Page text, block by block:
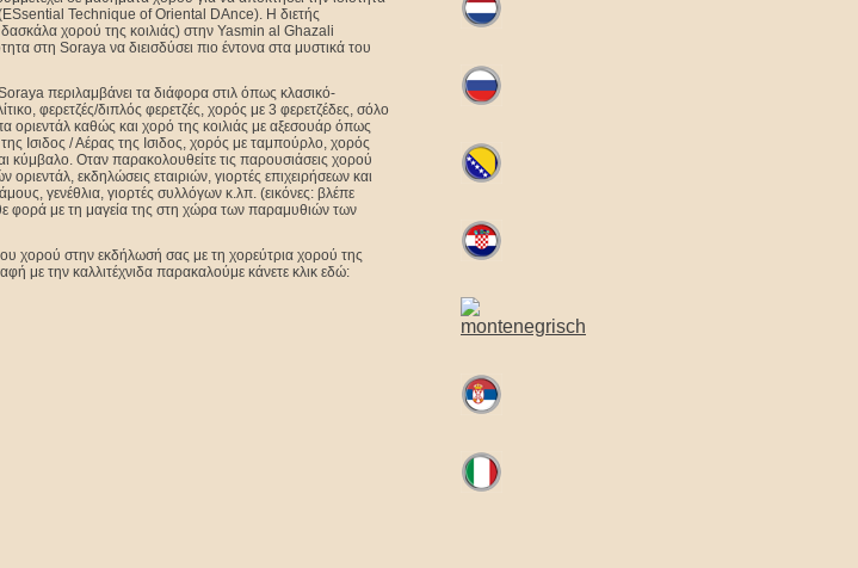
Technique of Oriental DAnce). Η διετής
χορού της κοιλιάς) στην Yasmin al Ghazali
στη Soraya να διεισδύσει πιο έντονα στα μυστικά του
περιλαμβάνει τα διάφορα στιλ όπως κλασικό-
φερετζές/διπλός φερετζές, χορός με 3 φερετζέδες, σόλο
οριεντάλ καθώς και χορό της κοιλιάς με αξεσουάρ όπως
Ισιδος / Αέρας της Ισιδος, χορός με ταμπούρλο, χορός
κύμβαλο. Οταν παρακολουθείτε τις παρουσιάσεις χορού
εκδηλώσεις εταιριών, γιορτές επιχειρήσεων και
γενέθλια, γιορτές συλλόγων κ.λπ. (εικόνες: βλέπε
φορά με τη μαγεία της στη χώρα των παραμυθιών των
χορού στην εκδήλωσή σας με τη χορεύτρια χορού της
με την καλλιτέχνιδα παρακαλούμε κάνετε κλικ εδώ: